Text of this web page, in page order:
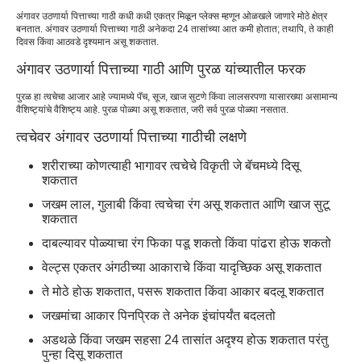
अंगावर उठणार्या पित्ताच्या गाठी कधी कधी एकत्र मिळून प्लेक्स म्हणून ओळखले जाणारे मोठे क्षेत्र
बनतात. अंगावर उठणार्या पित्ताच्या गाठी अनेकदा 24 तासांच्या आत कमी होतात; तथापि, ते काही
दिवस किंवा आठवडे दृश्यमान असू शकतात.
अंगावर उठणार्या पित्ताच्या गाठी आणि पुरळ यांच्यातील फरक
पुरळ हा त्वचेचा आजार आहे ज्यामध्ये पॅच, सूज, खाज सुटणे किंवा लालसरपणा यासारख्या असामान्य
वैशिष्ट्यांचे वैशिष्ट्य आहे. पुरळ पोळ्या असू शकतात, जरी सर्व पुरळ पोळ्या नसतात.
त्वचेवर अंगावर उठणार्या पित्ताच्या गाठीची लक्षणे
शरीराच्या कोणत्याही भागावर त्वचेचे विकृती जे बॅचमध्ये दिसू
शकतात
जखम लाल, गुलाबी किंवा त्वचेचा रंग असू शकतात आणि खाज सुटू
शकतात
दाबल्यावर पोळ्याचा रंग फिका पडू शकतो किंवा पांढरा होऊ शकतो
वेल्ट्स एकतर अंगठीच्या आकाराचे किंवा यादृच्छिक असू शकतात
ते मोठे होऊ शकतात, पसरू शकतात किंवा आकार बदलू शकतात
जखमांचा आकार पिनप्रिक ते अनेक इंचांपर्यंत बदलतो
अडथळे किंवा जखम सहसा 24 तासांत अदृश्य होऊ शकतात परंतु
पुन्हा दिसू शकतात